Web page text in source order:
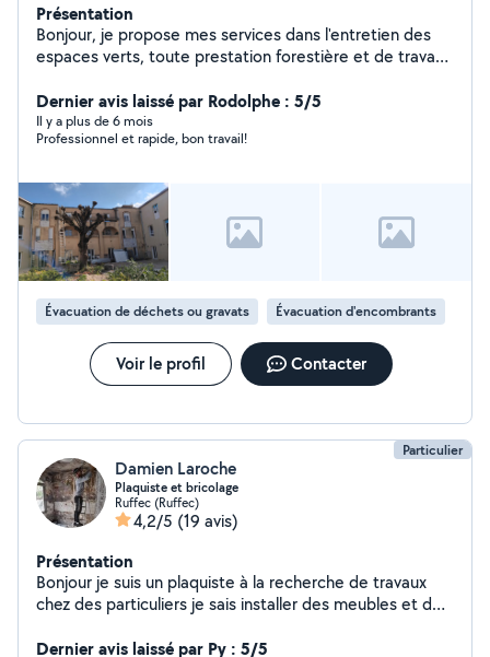
Présentation
Bonjour, je propose mes services dans l'entretien des
espaces verts, toute prestation forestière et de travaux
contacter.
Dernier avis laissé par Rodolphe : 5/5
Il y a plus de 6 mois
Professionnel et rapide, bon travail!
Évacuation de déchets ou gravats Évacuation d'encombrants
Voir le profil Contacter
Particulier
Damien Laroche
Plaquiste et bricolage
Ruffec (Ruffec)
4,2/5 (19 avis)
Présentation
Bonjour je suis un plaquiste à la recherche de travaux
chez des particuliers je sais installer des meubles et de
lavabo et WC . Je peux aussi faire de la petite peinture
Dernier avis laissé par Py : 5/5